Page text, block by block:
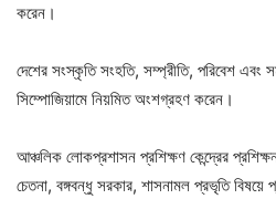
করেন।
দেশের সংস্কৃতি সংহতি, সম্প্রীতি, পরিবেশ এবং
সিম্পোজিয়ামে নিয়মিত অংশগ্রহণ করেন।
আঞ্চলিক লোকপ্রশাসন প্রশিক্ষণ কেন্দ্রের
চেতনা, বঙ্গবন্ধু সরকার, শাসনামল প্রভৃতি বিষয়ে